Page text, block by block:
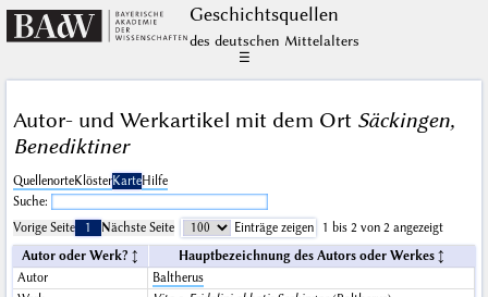
Geschichts­quellen
des deutschen Mittelalters
☰
Autor- und Werkartikel mit dem Ort Säckingen,
Benediktiner
QuellenorteKlösterKarteHilfe
Suche:
Vorige Seite
1 Nächste Seite Einträge zeigen
1 bis 2 von 2 angezeigt
Autor oder Werk?
Hauptbezeichnung des Autors oder Werkes
Autor
Baltherus